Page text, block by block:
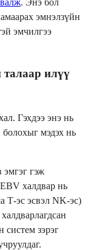
. Энэ бол
эмнэлзүйн
эмчилгээ
илүү
Гэхдээ энэ нь
мэдэх нь
гэж
халдвар нь
Т-эс эсвэл NK-эс)
систем зэрэг